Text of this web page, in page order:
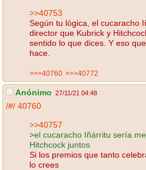
>>40753
Según tu lógica, el cucaracho
director que Kubrick y
sentido lo que dices. Y eso
hace.
>>>40760 >>>40772
Anónimo 27/11/21 04:48
/#/ 40760
>>40757
>el cucaracho Iñárritu sería
Hitchcock juntos
Si los premios que tanto
lo crees